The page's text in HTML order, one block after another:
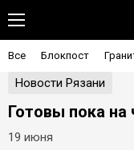
Все Блокпост
Новости Рязани
Готовы пока на
19 июня